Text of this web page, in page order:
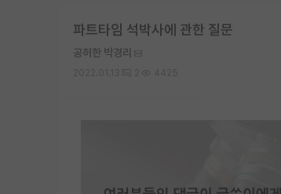
파트타임 석박사에 관한 질문
공허한 박경리